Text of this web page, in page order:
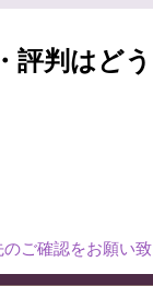
評判はど
ご確認をお願い